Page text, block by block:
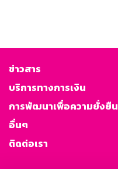
ข่าวสาร
บริการทางการเงิน
การพัฒนาเพื่อความยั่งยืน
อื่นๆ
ติดต่อเรา